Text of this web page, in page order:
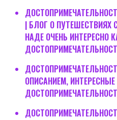
| БЛОГ О ПУТЕШЕСТВИЯХ
НАДЕ ОЧЕНЬ ИНТЕРЕСНО
ОПИСАНИЕМ,